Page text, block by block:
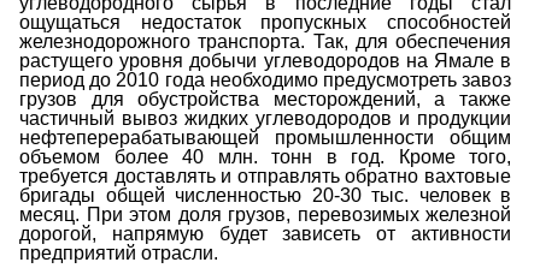
ощущаться недостаток пропускных способностей
железнодорожного транспорта. Так, для обеспечения
растущего уровня добычи углеводородов на Ямале в
период до 2010 года необходимо предусмотреть завоз
грузов для обустройства месторождений, а также
частичный вывоз жидких углеводородов и продукции
нефтеперерабатывающей промышленности общим
объемом более 40 млн. тонн в год. Кроме того,
требуется доставлять и отправлять обратно вахтовые
бригады общей численностью 20-30 тыс. человек в
месяц. При этом доля грузов, перевозимых железной
дорогой, напрямую будет зависеть от активности
предприятий отрасли.